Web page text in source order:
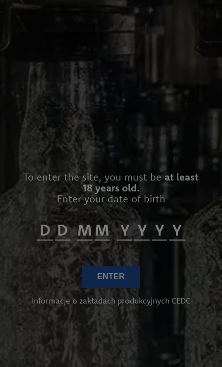
To enter the site, you must be at least
18 years old.
Enter your date of birth
ENTER
Informacje o zakładach produkcyjnych CEDC